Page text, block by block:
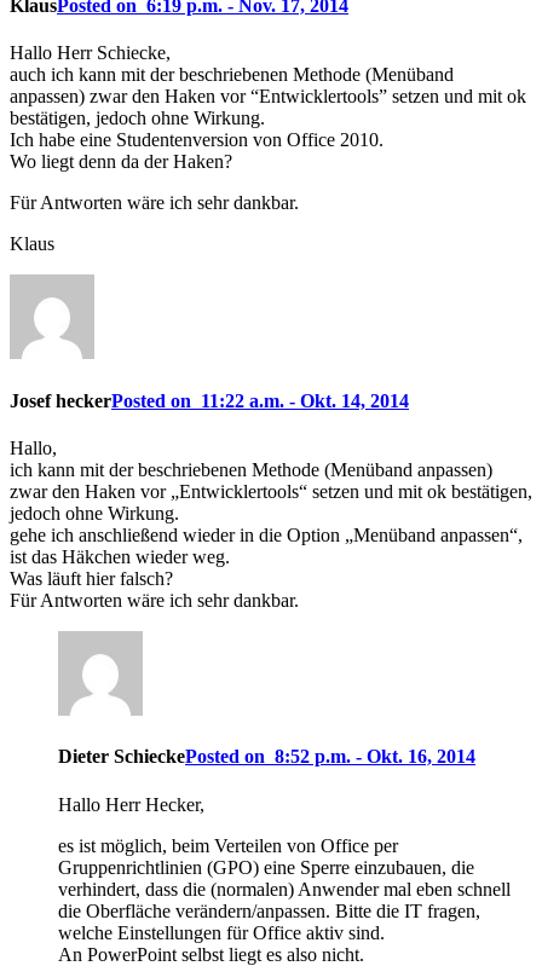
Klaus Posted on 6:19 p.m. - Nov. 17, 2014
Hallo Herr Schiecke,
auch ich kann mit der beschriebenen Methode (Menüband
anpassen) zwar den Haken vor “Entwicklertools” setzen und mit ok
bestätigen, jedoch ohne Wirkung.
Ich habe eine Studentenversion von Office 2010.
Wo liegt denn da der Haken?
Für Antworten wäre ich sehr dankbar.
Klaus
Josef heckerPosted on 11:22 a.m. - Okt. 14, 2014
Hallo,
ich kann mit der beschriebenen Methode (Menüband anpassen)
zwar den Haken vor „Entwicklertools“ setzen und mit ok bestätigen,
jedoch ohne Wirkung.
gehe ich anschließend wieder in die Option „Menüband anpassen“,
ist das Häkchen wieder weg.
Was läuft hier falsch?
Für Antworten wäre ich sehr dankbar.
Dieter SchieckePosted on 8:52 p.m. - Okt. 16, 2014
Hallo Herr Hecker,
es ist möglich, beim Verteilen von Office per
Gruppenrichtlinien (GPO) eine Sperre einzubauen, die
verhindert, dass die (normalen) Anwender mal eben schnell
die Oberfläche verändern/anpassen. Bitte die IT fragen,
welche Einstellungen für Office aktiv sind.
An PowerPoint selbst liegt es also nicht.